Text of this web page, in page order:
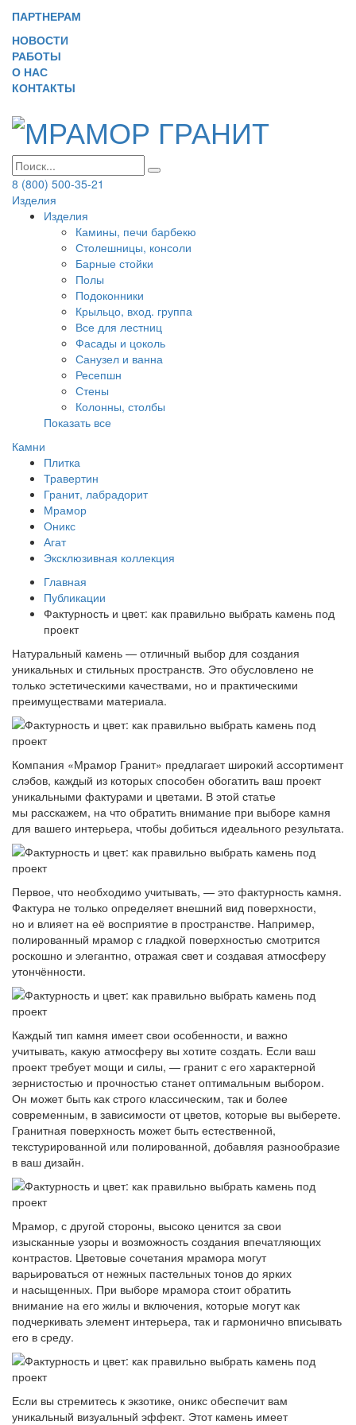
ПАРТНЕРАМ
НОВОСТИ
РАБОТЫ
О НАС
КОНТАКТЫ
8 (800) 500-35-21
Изделия
Изделия
Камины, печи барбекю
Столешницы, консоли
Барные стойки
Полы
Подоконники
Крыльцо, вход. группа
Все для лестниц
Фасады и цоколь
Санузел и ванна
Ресепшн
Стены
Колонны, столбы
Показать все
Камни
Плитка
Травертин
Гранит, лабрадорит
Мрамор
Оникс
Агат
Эксклюзивная коллекция
Главная
Публикации
Фактурность и цвет: как правильно выбрать камень под
проект
Натуральный камень — отличный выбор для создания
уникальных и стильных пространств. Это обусловлено не
только эстетическими качествами, но и практическими
преимуществами материала.
Компания «Мрамор Гранит» предлагает широкий ассортимент
слэбов, каждый из которых способен обогатить ваш проект
уникальными фактурами и цветами. В этой статье
мы расскажем, на что обратить внимание при выборе камня
для вашего интерьера, чтобы добиться идеального результата.
Первое, что необходимо учитывать, — это фактурность камня.
Фактура не только определяет внешний вид поверхности,
но и влияет на её восприятие в пространстве. Например,
полированный мрамор с гладкой поверхностью смотрится
роскошно и элегантно, отражая свет и создавая атмосферу
утончённости.
Каждый тип камня имеет свои особенности, и важно
учитывать, какую атмосферу вы хотите создать. Если ваш
проект требует мощи и силы, — гранит с его характерной
зернистостью и прочностью станет оптимальным выбором.
Он может быть как строго классическим, так и более
современным, в зависимости от цветов, которые вы выберете.
Гранитная поверхность может быть естественной,
текстурированной или полированной, добавляя разнообразие
в ваш дизайн.
Мрамор, с другой стороны, высоко ценится за свои
изысканные узоры и возможность создания впечатляющих
контрастов. Цветовые сочетания мрамора могут
варьироваться от нежных пастельных тонов до ярких
и насыщенных. При выборе мрамора стоит обратить
внимание на его жилы и включения, которые могут как
подчеркивать элемент интерьера, так и гармонично вписывать
его в среду.
Если вы стремитесь к экзотике, оникс обеспечит вам
уникальный визуальный эффект. Этот камень имеет